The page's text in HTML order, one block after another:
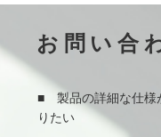
お問い合
■ 製品の詳細な仕様
りたい